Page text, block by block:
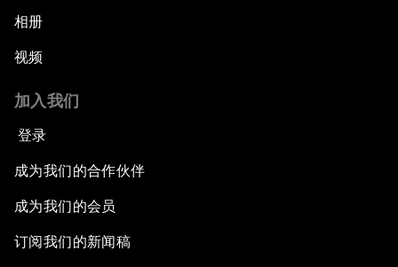
相册
视频
加入我们
登录
成为我们的合作伙伴
成为我们的会员
订阅我们的新闻稿